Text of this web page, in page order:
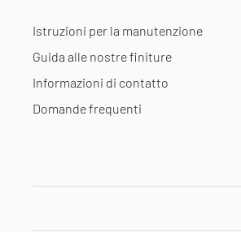
Istruzioni per la manutenzione
Guida alle nostre finiture
Informazioni di contatto
Domande frequenti